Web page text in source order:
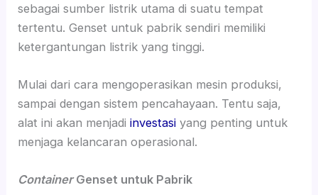
sebagai sumber listrik utama di suatu tempat
tertentu. Genset untuk pabrik sendiri memiliki
ketergantungan listrik yang tinggi.
Mulai dari cara mengoperasikan mesin produksi,
sampai dengan sistem pencahayaan. Tentu saja,
alat ini akan menjadiinvestasi yang penting untuk
menjaga kelancaran operasional.
ContainerGenset untuk Pabrik